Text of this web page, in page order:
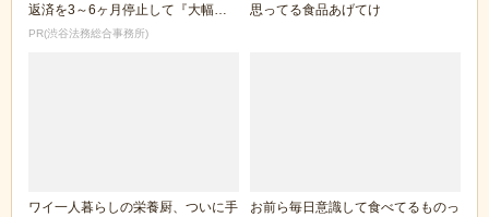
返済を3～6ヶ月停止して『大幅に
減額してから返済...
PR(渋谷法務総合事務所)
思ってる食品あげてけ
ワイ一人暮らしの栄養厨、ついに手
お前ら毎日意識して食べてるものっ